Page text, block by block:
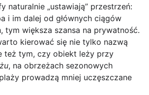
naturalnie „ustawiają” przestrzeń:
i im dalej od głównych ciągów
tym większa szansa na prywatność.
kierować się nie tylko nazwą
też tym, czy obiekt leży przy
, na obrzeżach sezonowych
prowadzą mniej uczęszczane